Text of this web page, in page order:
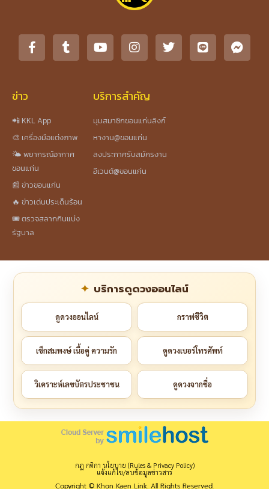
ข่าว
📲 KKL App
🎨 เครื่องมือแต่งภาพ
🌤️ พยากรณ์อากาศ
ขอนแก่น
📰 ข่าวขอนแก่น
🔥 ข่าวเด่นประเด็นร้อน
🎟️ ตรวจสลากกินแบ่ง
รัฐบาล
บริการสำคัญ
มุมสมาชิกขอนแก่นลิงก์
หางาน@ขอนแก่น
ลงประกาศรับสมัครงาน
อีเวนต์@ขอนแก่น
บริการดูดวงออนไลน์
ดูดวงออนไลน์ กราฟชีวิต
เช็กสมพงษ์ เนื้อคู่ ความรัก ดูดวงเบอร์โทรศัพท์
วิเคราะห์เลขบัตรประชาชน ดูดวงจากชื่อ
กฎ กติกา นโยบาย (Rules & Privacy Policy)
แจ้งแก้ไข/ลบข้อมูลข่าวสาร
Copyright © Khon Kaen Link. All Rights Reserved.